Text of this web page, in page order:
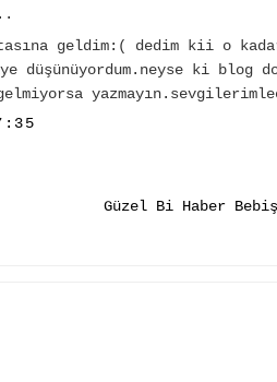
geldim:( dedim kii o
ki blog
Güzel Bi Haber